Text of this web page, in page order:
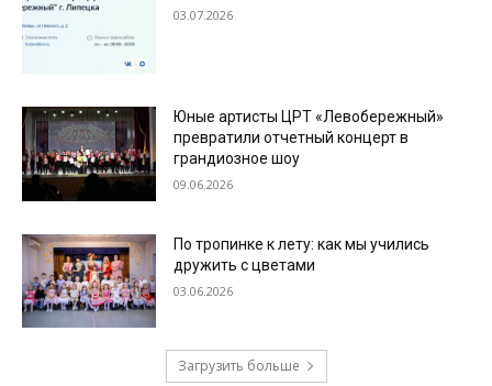
03.07.2026
Юные артисты ЦРТ «Левобережный»
превратили отчетный концерт в
грандиозное шоу
09.06.2026
По тропинке к лету: как мы учились
дружить с цветами
03.06.2026
Загрузить больше